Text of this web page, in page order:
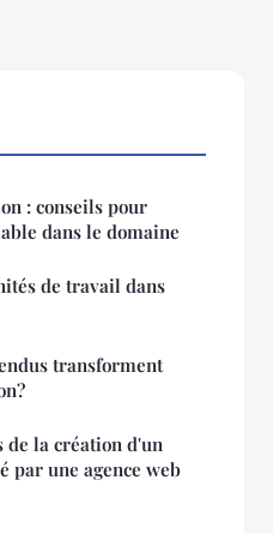
: conseils pour
dans le domaine
de travail dans
transforment
de la création d'un
par une agence web